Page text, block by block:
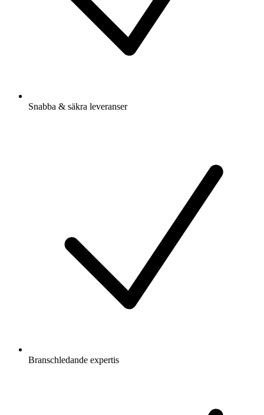
Snabba & säkra leveranser
Branschledande expertis